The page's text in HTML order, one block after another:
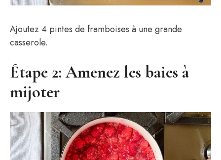
Ajoutez 4 pintes de framboises à une grande
casserole.
Étape 2: Amenez les baies à
mijoter